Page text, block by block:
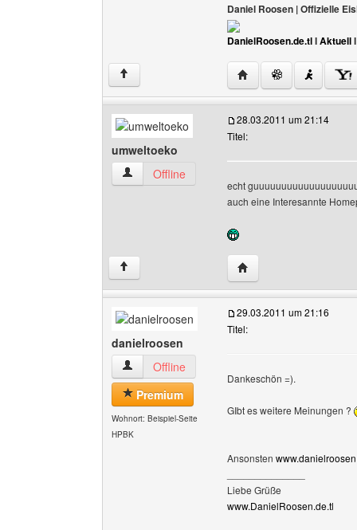
Daniel Roosen | Offizielle
DanielRoosen.de.tlIAktuell
↑ Website dieses
umweltoeko
umweltoeko Benutzer-Profile anzeigen
Offline
28.03.2011 um 21:14
Titel:
echt
auch eine Interesannte
↑ Website dieses
danielroosen
danielroosen Benutzer-Profile anzeigen
Offline
Premium
Wohnort: Beispiel-Seite
HPBK
29.03.2011 um 21:16
Titel:
Dankeschön =).
GIbt es weitere Meinungen ?
Ansonsten
Liebe Grüße
www.DanielRoosen.de.tl